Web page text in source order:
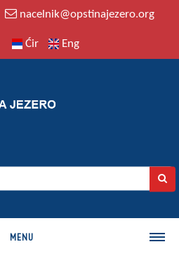
nacelnik@opstinajezero.org
Ćir Eng
MENU